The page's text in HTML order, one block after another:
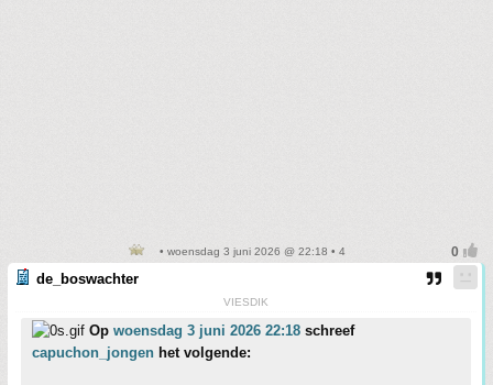
• woensdag 3 juni 2026 @ 22:18 • 4
de_boswachter
VIESDIK
Op woensdag 3 juni 2026 22:18 schreef
capuchon_jongen het volgende: